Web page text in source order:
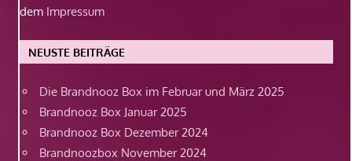
dem Impressum
NEUSTE BEITRÄGE
Die Brandnooz Box im Februar und März 2025
Brandnooz Box Januar 2025
Brandnooz Box Dezember 2024
Brandnoozbox November 2024